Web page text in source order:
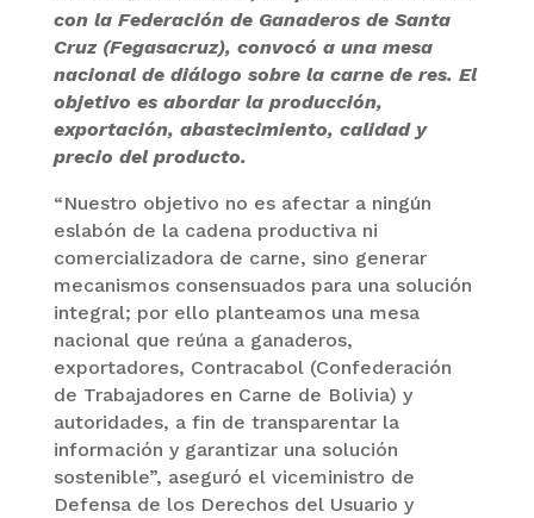
con la Federación de Ganaderos de Santa
Cruz (Fegasacruz), convocó a una mesa
nacional de diálogo sobre la carne de res. El
objetivo es abordar la producción,
exportación, abastecimiento, calidad y
precio del producto.
“Nuestro objetivo no es afectar a ningún
eslabón de la cadena productiva ni
comercializadora de carne, sino generar
mecanismos consensuados para una solución
integral; por ello planteamos una mesa
nacional que reúna a ganaderos,
exportadores, Contracabol (Confederación
de Trabajadores en Carne de Bolivia) y
autoridades, a fin de transparentar la
información y garantizar una solución
sostenible”, aseguró el viceministro de
Defensa de los Derechos del Usuario y